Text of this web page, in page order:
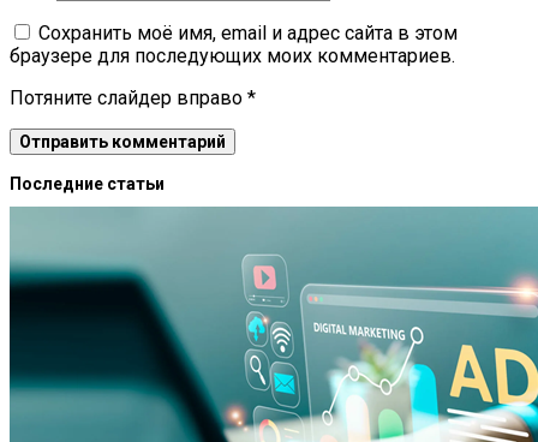
Сохранить моё имя, email и адрес сайта в этом
браузере для последующих моих комментариев.
Потяните слайдер вправо *
Последние статьи